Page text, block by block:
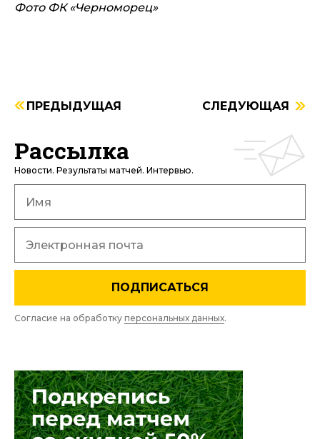
Фото ФК «Черноморец»
ПРЕДЫДУЩАЯ СЛЕДУЮЩАЯ
Рассылка
Новости. Результаты матчей. Интервью.
ПОДПИСАТЬСЯ
Согласие на обработку персональных данных.